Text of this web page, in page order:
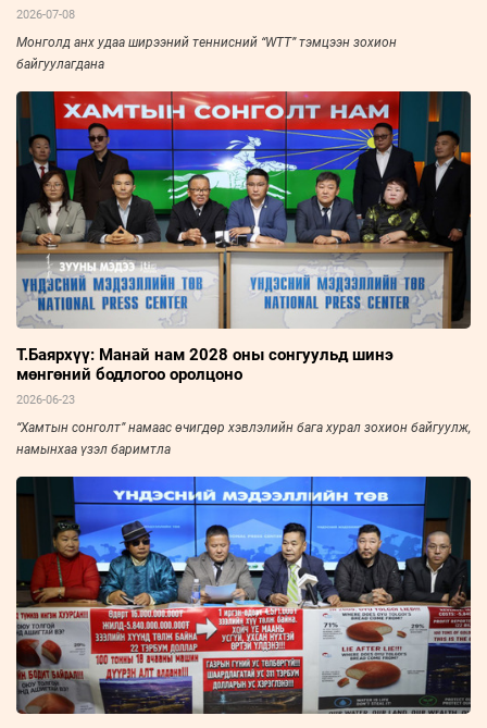
2026-07-08
Монголд анх удаа ширээний теннисний “WTT” тэмцээн зохион
байгуулагдана
Т.Баярхүү: Манай нам 2028 оны сонгуульд шинэ
мөнгөний бодлогоо оролцоно
2026-06-23
“Хамтын сонголт” намаас өчигдөр хэвлэлийн бага хурал зохион байгуулж,
намынхаа үзэл баримтла